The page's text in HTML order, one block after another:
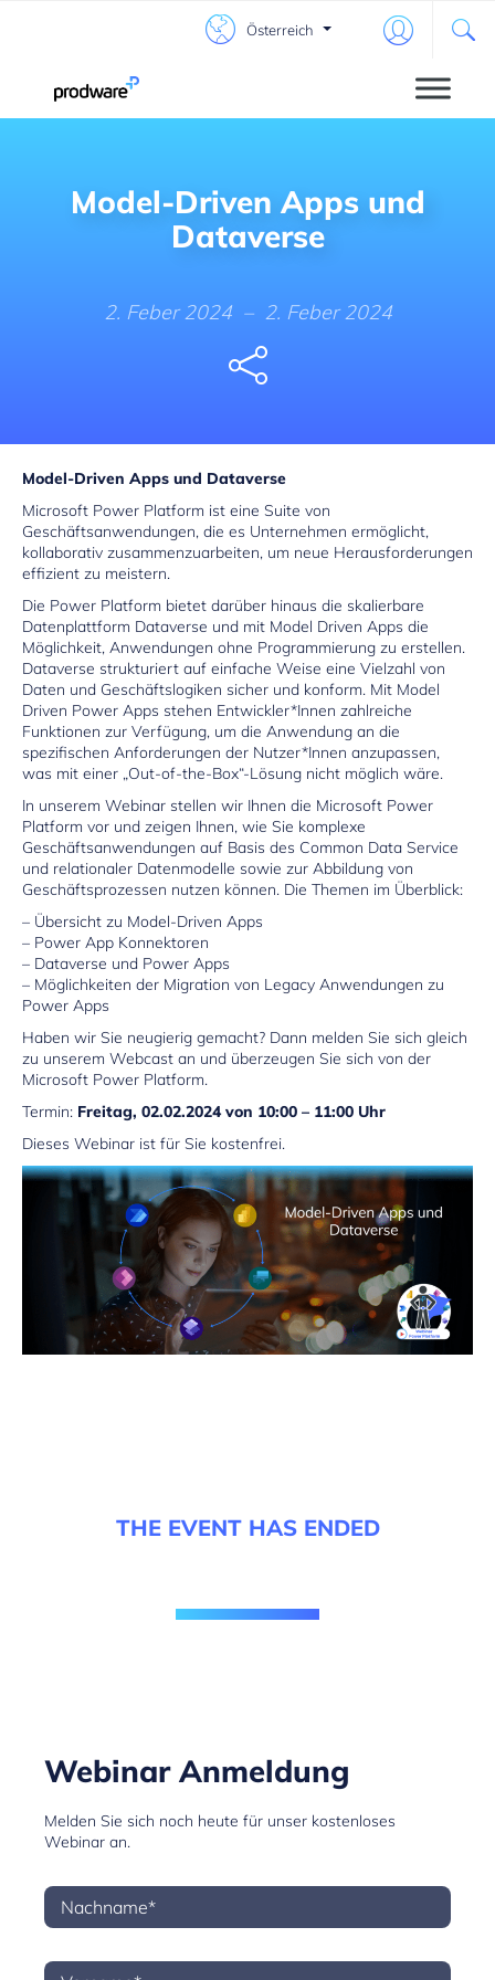
Österreich
Model-Driven Apps und
Dataverse
2. Feber 2024– 2. Feber 2024
Model-Driven Apps und Dataverse
Microsoft Power Platform ist eine Suite von
Geschäftsanwendungen, die es Unternehmen ermöglicht,
kollaborativ zusammenzuarbeiten, um neue Herausforderungen
effizient zu meistern.
Die Power Platform bietet darüber hinaus die skalierbare
Datenplattform Dataverse und mit Model Driven Apps die
Möglichkeit, Anwendungen ohne Programmierung zu erstellen.
Dataverse strukturiert auf einfache Weise eine Vielzahl von
Daten und Geschäftslogiken sicher und konform. Mit Model
Driven Power Apps stehen Entwickler*Innen zahlreiche
Funktionen zur Verfügung, um die Anwendung an die
spezifischen Anforderungen der Nutzer*Innen anzupassen,
was mit einer „Out-of-the-Box“-Lösung nicht möglich wäre.
In unserem Webinar stellen wir Ihnen die Microsoft Power
Platform vor und zeigen Ihnen, wie Sie komplexe
Geschäftsanwendungen auf Basis des Common Data Service
und relationaler Datenmodelle sowie zur Abbildung von
Geschäftsprozessen nutzen können. Die Themen im Überblick:
– Übersicht zu Model-Driven Apps
– Power App Konnektoren
– Dataverse und Power Apps
– Möglichkeiten der Migration von Legacy Anwendungen zu
Power Apps
Haben wir Sie neugierig gemacht? Dann melden Sie sich gleich
zu unserem Webcast an und überzeugen Sie sich von der
Microsoft Power Platform.
Termin: Freitag, 02.02.2024 von 10:00 – 11:00 Uhr
Dieses Webinar ist für Sie kostenfrei.
THE EVENT HAS ENDED
Webinar Anmeldung
Melden Sie sich noch heute für unser kostenloses
Webinar an.